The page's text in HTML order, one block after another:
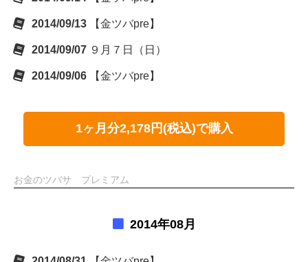
2014/09/13 【金ツバpre】
2014/09/07 ９月７日（日）
2014/09/06 【金ツバpre】
1ヶ月分2,178円(税込)で購入
お金のツバサ プレミアム
2014年08月